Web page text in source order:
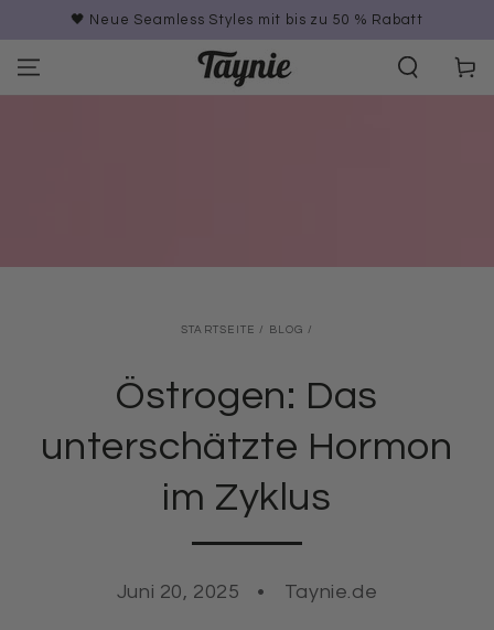
ZUM INHALT
SPRINGEN
🖤 Neue Seamless Styles mit bis zu 50 % Rabatt
STARTSEITE / BLOG /
Östrogen: Das
unterschätzte Hormon
im Zyklus
Juni 20, 2025 Taynie.de